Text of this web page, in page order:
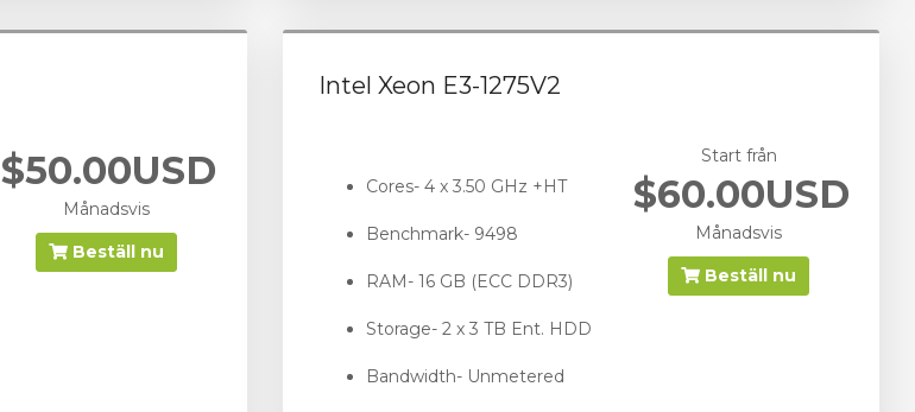
$50.00USD
Månadsvis
Beställ nu
Intel Xeon E3-1275V2
Cores- 4 x 3.50 GHz +HT
Benchmark- 9498
RAM- 16 GB (ECC DDR3)
Storage- 2 x 3 TB Ent. HDD
Bandwidth- Unmetered
Start från
$60.00USD
Månadsvis
Beställ nu